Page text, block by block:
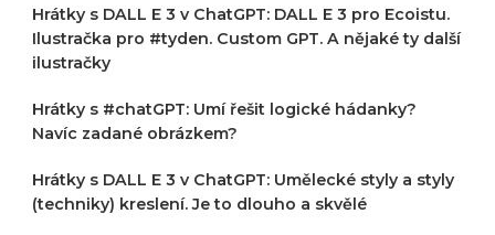
Hrátky s DALL E 3 v ChatGPT: DALL E 3 pro Ecoistu.
Ilustračka pro #tyden. Custom GPT. A nějaké ty další
ilustračky
Hrátky s #chatGPT: Umí řešit logické hádanky?
Navíc zadané obrázkem?
Hrátky s DALL E 3 v ChatGPT: Umělecké styly a styly
(techniky) kreslení. Je to dlouho a skvělé